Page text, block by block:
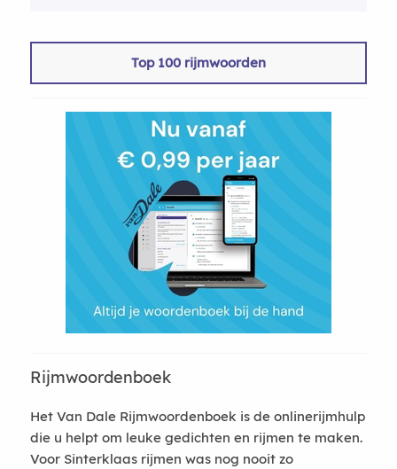
Top 100 rijmwoorden
Rijmwoordenboek
Het Van Dale Rijmwoordenboek is de onlinerijmhulp
die u helpt om leuke gedichten en rijmen te maken.
Voor Sinterklaas rijmen was nog nooit zo